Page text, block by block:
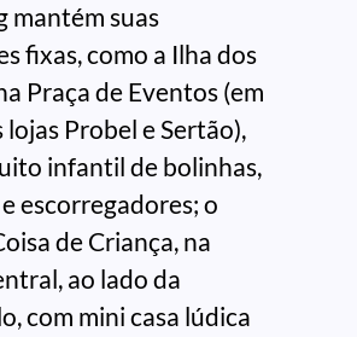
mantém suas
fixas, como a Ilha dos
Praça de Eventos (em
Probel e Sertão),
infantil de bolinhas,
escorregadores; o
de Criança, na
ao lado da
com mini casa lúdica